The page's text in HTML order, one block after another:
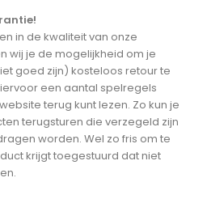
in de kwaliteit van onze
wij je de mogelijkheid om je
goed zijn) kosteloos retour te
een aantal spelregels
terug kunt lezen. Zo kun je
terugsturen die verzegeld zijn
worden. Wel zo fris om te
krijgt toegestuurd dat niet